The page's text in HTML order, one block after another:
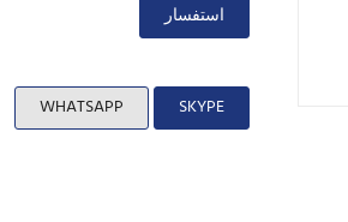
استفسار
SKYPE
WHATSAPP